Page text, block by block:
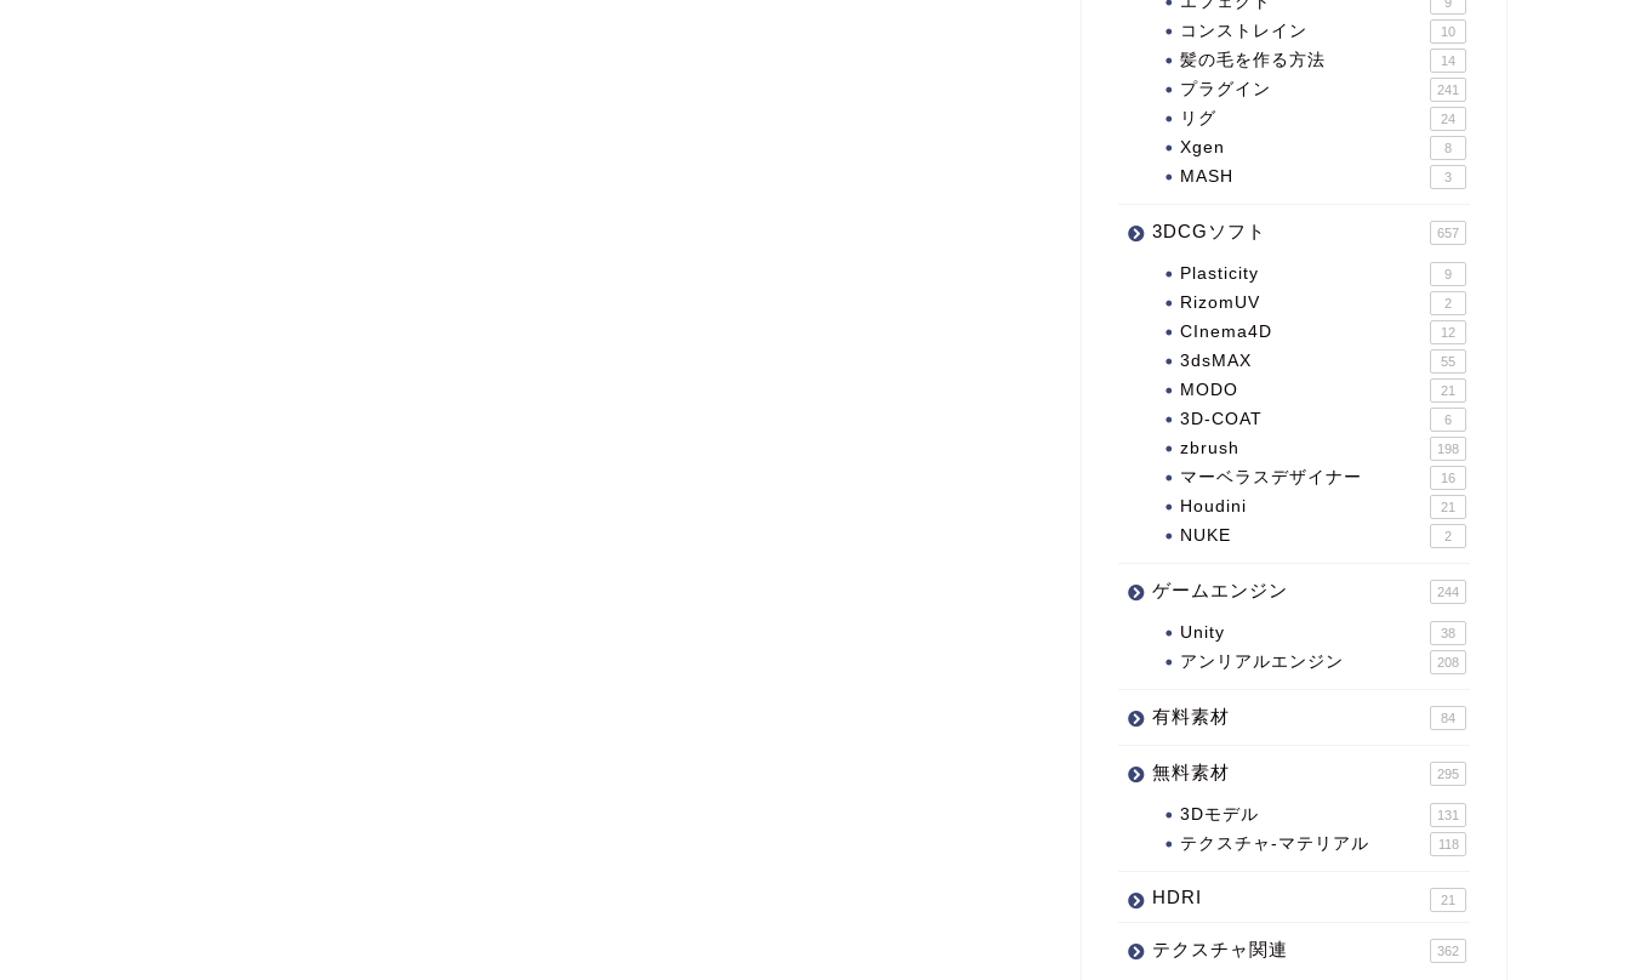
コンストレイン 10
髪の毛を作る方法 14
プラグイン 241
リグ 24
Xgen 8
MASH 3
3DCGソフト 657
Plasticity 9
RizomUV 2
CInema4D 12
3dsMAX 55
MODO 21
3D-COAT 6
zbrush 198
マーベラスデザイナー 16
Houdini 21
NUKE 2
ゲームエンジン 244
Unity 38
アンリアルエンジン 208
有料素材 84
無料素材 295
3Dモデル 131
テクスチャ-マテリアル 118
HDRI 21
テクスチャ関連 362